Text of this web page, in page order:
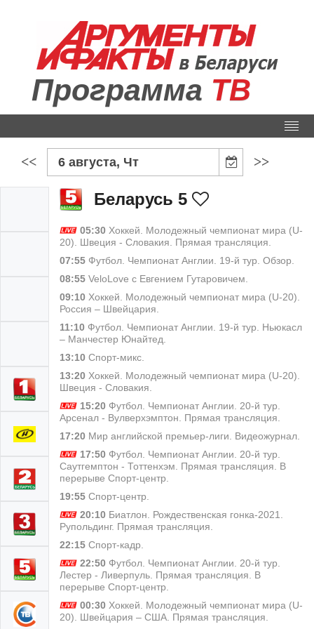
Программа ТВ
<< 6 августа, Чт >>
Беларусь 5
05:30 Хоккей. Молодежный чемпионат мира (U-
20). Швеция - Словакия. Прямая трансляция.
07:55 Футбол. Чемпионат Англии. 19-й тур. Обзор.
08:55 VeloLove c Евгением Гутаровичем.
09:10 Хоккей. Молодежный чемпионат мира (U-20).
Россия – Швейцария.
11:10 Футбол. Чемпионат Англии. 19-й тур. Ньюкасл
– Манчестер Юнайтед.
13:10 Спорт-микс.
13:20 Хоккей. Молодежный чемпионат мира (U-20).
Швеция - Словакия.
15:20 Футбол. Чемпионат Англии. 20-й тур.
Арсенал - Вулверхэмптон. Прямая трансляция.
17:20 Мир английской премьер-лиги. Видеожурнал.
17:50 Футбол. Чемпионат Англии. 20-й тур.
Саутгемптон - Тоттенхэм. Прямая трансляция. В
перерыве Спорт-центр.
19:55 Спорт-центр.
20:10 Биатлон. Рождественская гонка-2021.
Рупольдинг. Прямая трансляция.
22:15 Спорт-кадр.
22:50 Футбол. Чемпионат Англии. 20-й тур.
Лестер - Ливерпуль. Прямая трансляция. В
перерыве Спорт-центр.
00:30 Хоккей. Молодежный чемпионат мира (U-
20). Швейцария – США. Прямая трансляция.